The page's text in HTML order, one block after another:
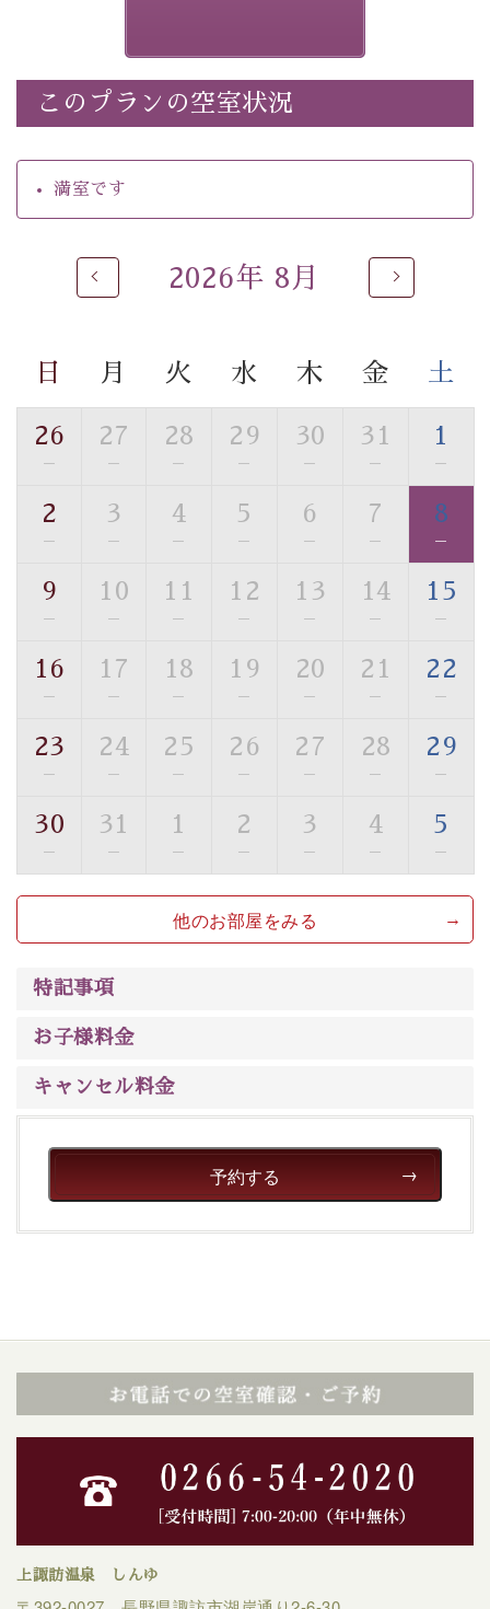
・環境に配慮したアメニティをご用意
・館内フリーWi-Fi
・駐車場完備
・チェックイン15時、チェックアウト10時
自家源泉「美翠源泉」は酸化の進みが遅く新鮮で若返り
の効果が高い、極めて希有な源泉です。身も心も癒され
温泉の成分に合わせ、防菌防カビの特殊素材の畳を使
用。 足元が柔らかく、そして滑りにくい畳のお風呂で
す。
※男性大浴場までのご移動には階段がございます。 予め
■貸切温泉風呂 （40分2000円）
む貸切温泉風呂です。ゆったりといやされるプライベー
【旅】
豊富な知識を持ったドライバー兼ガイドが諏訪大社をご
案内します。
事前ご予約制ですので、ご利用ご希望の方
※交通規制などにより運行できない日がございます
※年末年始及び御柱祭前後は運行しておりません
以上がプラン内容です。
上諏訪温泉“しんゆ”なら諏訪大社など歴史ある諏訪の街
清らかな源泉、
みを感じていただける、美しく癒される宿で贅沢に幸せ
このプランの空室状況
満室です
2026年 8月
日 月 火 水 木 金 土
26
—
27
—
28
—
29
—
30
—
31
—
1
—
2
—
3
—
4
—
5
—
6
—
7
—
8
—
9
—
10
—
11
—
12
—
13
—
14
—
15
—
16
—
17
—
18
—
19
—
20
—
21
—
22
—
23
—
24
—
25
—
26
—
27
—
28
—
29
—
30
—
31
—
1
—
2
—
3
—
4
—
5
—
他のお部屋をみる
特記事項
お子様料金
キャンセル料金
予約する
上諏訪温泉 しんゆ